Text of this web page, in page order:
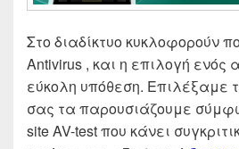
Στο διαδίκτυο κυκλοφορούν
Antivirus , και η επιλογή ενός
εύκολη υπόθεση. Επιλέξαμε
σας τα παρουσιάζουμε
site AV-test που κάνει